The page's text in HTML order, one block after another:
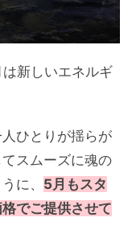
新しいエネルギ
ひとりが揺らが
スムーズに魂の
に、 5月もスタ
でご提供させて